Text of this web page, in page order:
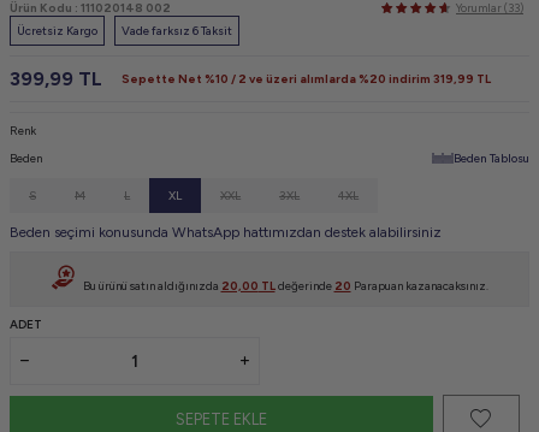
Ürün Kodu : 111020148 002
Yorumlar (33)
Ücretsiz Kargo
Vade farksız 6 Taksit
399,99 TL Sepette Net %10 / 2 ve üzeri alımlarda %20 indirim 319,99 TL
Renk
Beden Beden Tablosu
S M L XL XXL 3XL 4XL
Beden seçimi konusunda WhatsApp hattımızdan destek alabilirsiniz
Bu ürünü satın aldığınızda 20,00 TL değerinde 20 Parapuan kazanacaksınız.
ADET
SEPETE EKLE